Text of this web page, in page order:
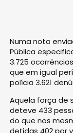
Numa nota
Pública
3.725
que em igual
polícia 3.621
Aquela força de
deteve 433
do que nos
detidas 402 por